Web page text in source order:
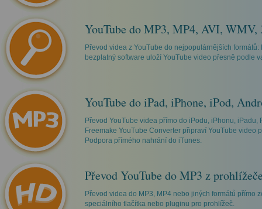
YouTube do MP3, MP4, AVI, WMV,
Převod videa z YouTube do nejpopulárnějších formátů:
bezplatný software uloží YouTube video přesně podle
YouTube do iPad, iPhone, iPod,
Převod YouTube videa přímo do iPodu, iPhonu, iPadu,
Freemake YouTube Converter připraví YouTube video
Podpora přímého nahrání do iTunes.
Převod YouTube do MP3 z
Převod videa do MP3, MP4 nebo jiných formátů přímo
speciálního tlačítka nebo pluginu pro prohlížeč.